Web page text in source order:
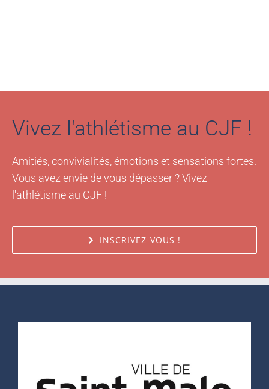
Vivez l'athlétisme au CJF !
Amitiés, convivialités, émotions et sensations fortes.
Vous avez envie de vous dépasser ? Vivez
l'athlétisme au CJF !
INSCRIVEZ-VOUS !